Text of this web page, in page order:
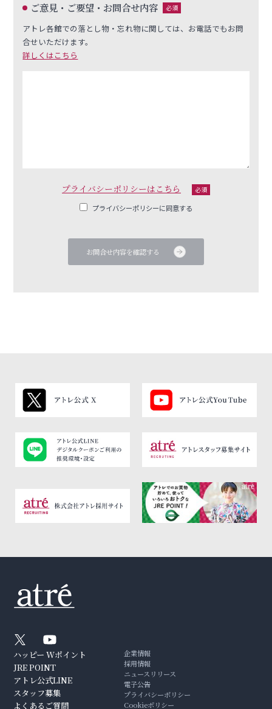
ご意見・ご要望・お問合せ内容 必須
アトレ各館での落とし物・忘れ物に関しては、お電話でもお問
合せいただけます。
詳しくはこちら
プライバシーポリシーはこちら 必須
プライバシーポリシーに同意する
お問合せ内容を確認する
ハッピー Wポイント
JRE POINT
アトレ公式LINE
スタッフ募集
よくあるご質問
企業情報
採用情報
ニュースリリース
電子公告
プライバシーポリシー
Cookieポリシー